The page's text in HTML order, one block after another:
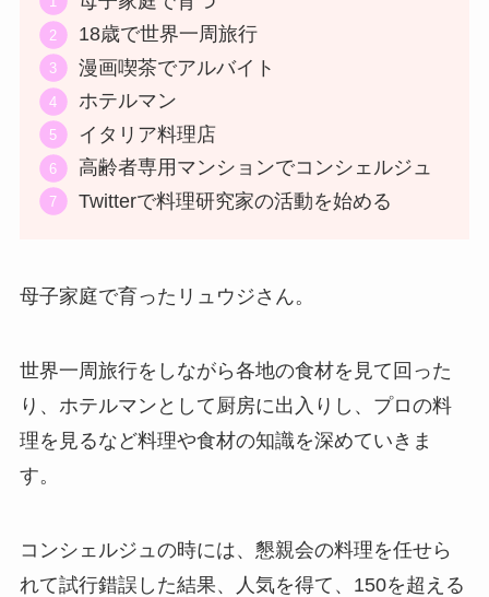
18歳で世界一周旅行
漫画喫茶でアルバイト
ホテルマン
イタリア料理店
高齢者専用マンションでコンシェルジュ
Twitterで料理研究家の活動を始める
母子家庭で育ったリュウジさん。
世界一周旅行をしながら各地の食材を見て回った
り、ホテルマンとして厨房に出入りし、プロの料
理を見るなど料理や食材の知識を深めていきま
す。
コンシェルジュの時には、懇親会の料理を任せら
れて試行錯誤した結果、人気を得て、150を超える